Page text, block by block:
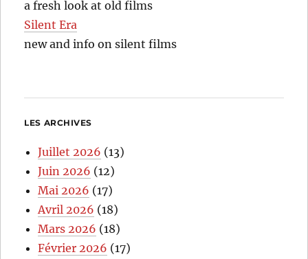
a fresh look at old films
Silent Era
new and info on silent films
LES ARCHIVES
Juillet 2026 (13)
Juin 2026 (12)
Mai 2026 (17)
Avril 2026 (18)
Mars 2026 (18)
Février 2026 (17)